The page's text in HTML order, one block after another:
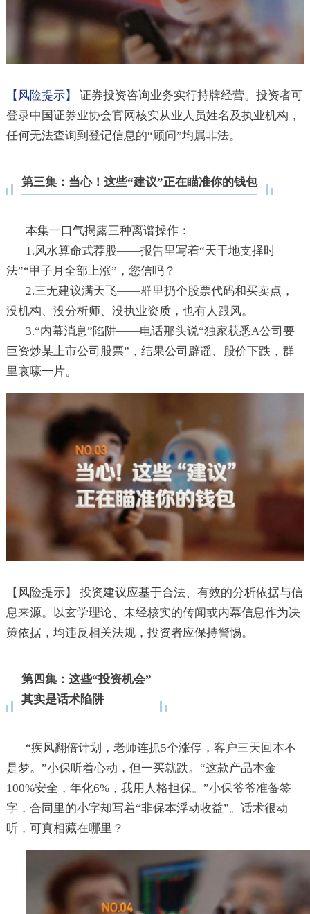
【风险提示】
证券投资咨询业务实行持牌经营。投资者可
登录中国证券业协会官网核实从业人员姓名及执业机构，
任何无法查询到登记信息的“顾问”均属非法。
第三集：当心！这些“建议”正在瞄准你的钱包
本集一口气揭露三种离谱操作：
1.风水算命式荐股——报告里写着“天干地支择时
法”“甲子月全部上涨”，您信吗？
2.三无建议满天飞——群里扔个股票代码和买卖点，
没机构、没分析师、没执业资质，也有人跟风。
3.“内幕消息”陷阱——电话那头说“独家获悉A公司要
巨资炒某上市公司股票”，结果公司辟谣、股价下跌，群
里哀嚎一片。
【风险提示】 投资建议应基于合法、有效的分析依据与信
息来源。以玄学理论、未经核实的传闻或内幕信息作为决
策依据，均违反相关法规，投资者应保持警惕。
第四集：这些“投资机会”
其实是话术陷阱
“疾风翻倍计划，老师连抓5个涨停，客户三天回本不
是梦。”小保听着心动，但一买就跌。“这款产品本金
100%安全，年化6%，我用人格担保。”小保爷爷准备签
字，合同里的小字却写着“非保本浮动收益”。话术很动
听，可真相藏在哪里？